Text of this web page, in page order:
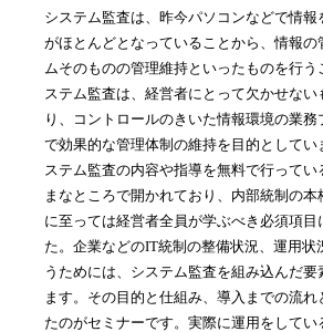
システム監査は、昨今パソコンなどで情
がほとんどとなっていることから、情報の
ムそのものの管理維持といったものを行う
ステム監査は、経営者にとって欠かせない
り、コントロールのきいた情報環境の業務
で効果的な管理体制の維持を目的としてい
ステム監査の内容や指導を無料で行って
まなところで開かれており、内部統制の本
に至っては経営者全員が学ぶべき必須項目
た。企業などのIT統制の整備状況、運用状
うためには、システム監査を組み込んだ要
ます。その目的と仕組み、導入までの流れ
たのがセミナーです。実際に運用をして